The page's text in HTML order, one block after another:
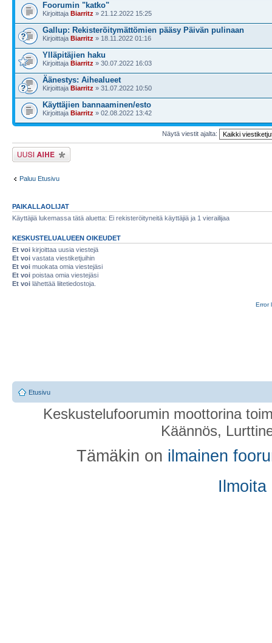
Foorumin "katko"
Kirjoittaja Biarritz » 21.12.2022 15:25
Gallup: Rekisteröitymättömien pääsy Päivän pulinaan
Kirjoittaja Biarritz » 18.11.2022 01:16
Ylläpitäjien haku
Kirjoittaja Biarritz » 30.07.2022 16:03
Äänestys: Aihealueet
Kirjoittaja Biarritz » 31.07.2022 10:50
Käyttäjien bannaaminen/esto
Kirjoittaja Biarritz » 02.08.2022 13:42
Näytä viestit ajalta:
Lähetä uusi viesti
Paluu Etusivu
PAIKALLAOLIJAT
Käyttäjiä lukemassa tätä aluetta: Ei rekisteröityneitä käyttäjiä ja 1 vierailijaa
KESKUSTELUALUEEN OIKEUDET
Et voi kirjoittaa uusia viestejä
Et voi vastata viestiketjuihin
Et voi muokata omia viestejäsi
Et voi poistaa omia viestejäsi
Et voi lähettää liitetiedostoja.
Error
Etusivu
Keskustelufoorumin moottorina
Käännös,
Tämäkin on ilmainen